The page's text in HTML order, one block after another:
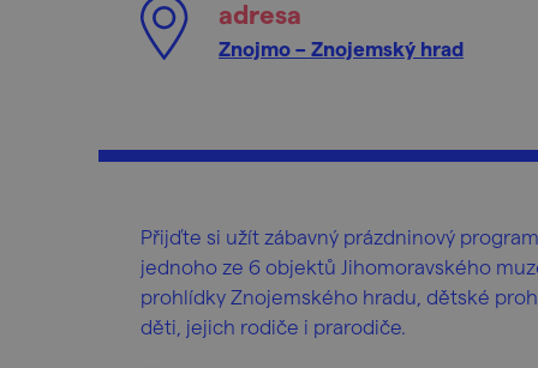
adresa
Znojmo – Znojemský hrad
Přijďte si užít zábavný prázdninový
jednoho ze 6 objektů Jihomoravského
prohlídky Znojemského hradu, dětské
děti, jejich rodiče i prarodiče.